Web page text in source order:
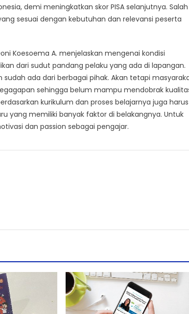
demi meningkatkan skor PISA selanjutnya. Salah
sesuai dengan kebutuhan dan relevansi peserta
Koesoema A. menjelaskan mengenai kondisi
dari sudut pandang pelaku yang ada di lapangan.
ada dari berbagai pihak. Akan tetapi
sehingga belum mampu mendobrak
kurikulum dan proses belajarnya juga harus
yang memiliki banyak faktor di belakangnya. Untuk
dan passion sebagai pengajar.